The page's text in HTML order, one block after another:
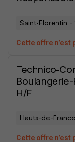
Saint-Florentin -
Cette offre
Technico-
H/F
Hauts-de-France
Cette offre